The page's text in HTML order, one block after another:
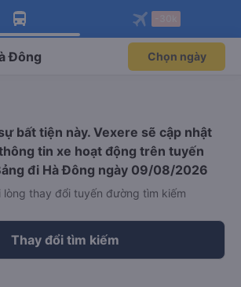
Tải app Vexere ngay!
ưu đãi thành viên độc
Mở app
Tải app Vexere
ghế khi đặt vé máy bay qua
Mở app
Đông Chọn ngày
bất tiện này. Vexere sẽ cập nhật
tin xe hoạt động trên tuyến
đi Hà Đông ngày 09/08/2026
lòng thay đổi tuyến đường tìm kiếm
Thay đổi tìm kiếm